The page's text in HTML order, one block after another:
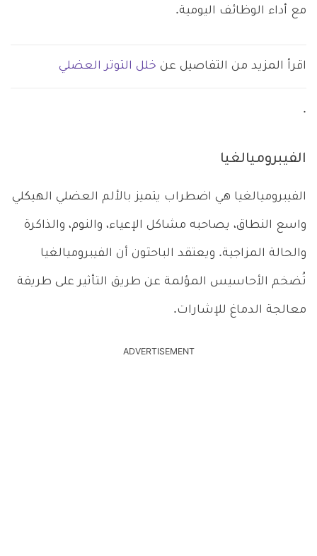
مع أداء الوظائف اليومية.
اقرأ المزيد من التفاصيل عن خلل التوتر العضلي
.
الفيبروميالغيا
الفيبروميالغيا هي اضطراب يتميز بالألم العضلي الهيكلي
واسع النطاق، يصاحبه مشاكل الإعياء، والنوم، والذاكرة
والحالة المزاجية. ويعتقد الباحثون أن الفيبروميالغيا
تُضخم الأحاسيس المؤلمة عن طريق التأثير على طريقة
معالجة الدماغ للإشارات.
ADVERTISEMENT